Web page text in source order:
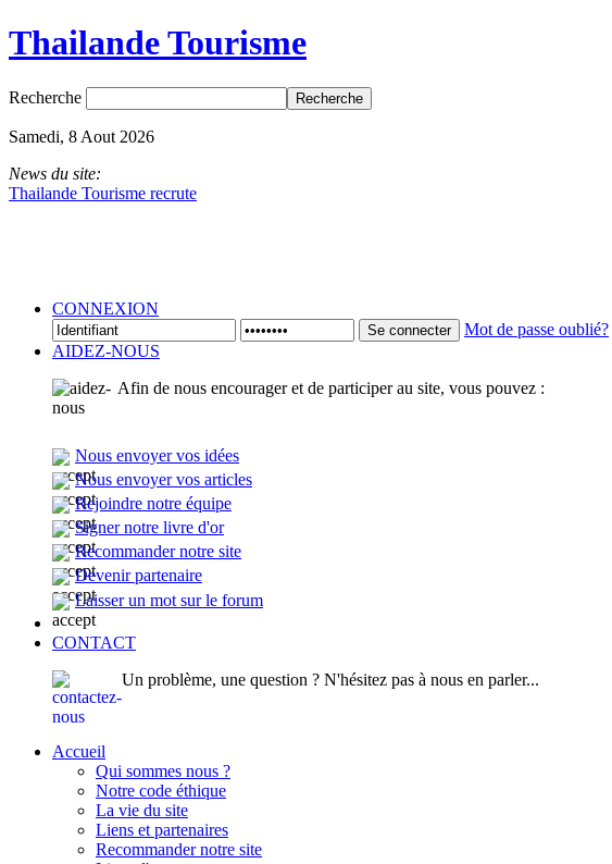
Thailande Tourisme
Recherche
Samedi, 8 Aout 2026
News du site:
Thailande Tourisme recrute
CONNEXION
Se connecter Mot de passe oublié?
AIDEZ-NOUS
Afin de nous encourager et de participer au site, vous pouvez :
Nous envoyer vos idées
Nous envoyer vos articles
Rejoindre notre équipe
Signer notre livre d'or
Recommander notre site
Devenir partenaire
Laisser un mot sur le forum
CONTACT
Un problème, une question ? N'hésitez pas à nous en parler...
Accueil
Qui sommes nous ?
Notre code éthique
La vie du site
Liens et partenaires
Recommander notre site